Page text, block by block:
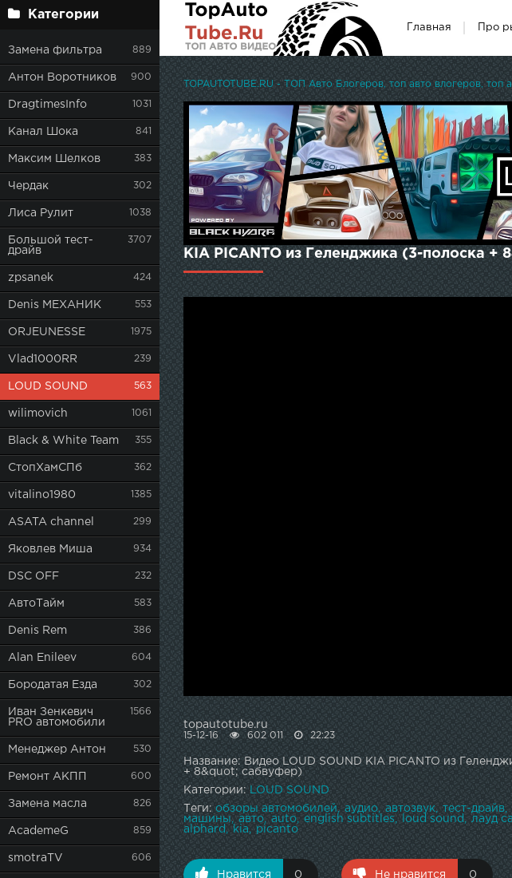
Категории
Замена фильтра 889
Антон Воротников 900
DragtimesInfo 1031
Канал Шока 841
Максим Шелков 383
Чердак 302
Лиса Рулит 1038
Большой тест-
драйв
3707
zpsanek 424
Denis МЕХАНИК 553
ORJEUNESSE 1975
Vlad1000RR 239
LOUD SOUND 563
wilimovich 1061
Black & White Team 355
СтопХамСПб 362
vitalino1980 1385
ASATA channel 299
Яковлев Миша 934
DSC OFF 232
АвтоТайм 583
Denis Rem 386
Alan Enileev 604
Бородатая Езда 302
Иван Зенкевич
PRO автомобили
1566
Менеджер Антон 530
Ремонт АКПП 600
Замена масла 826
AcademeG 859
smotraTV 606
Главная Про
TOPAUTOTUBE.RU - ТОП Авто Блогеров, топ авто влогеров, топ
KIA PICANTO из Геленджика (3-полоска +
topautotube.ru
15-12-16 602 011 22:23
Название: Видео LOUD SOUND KIA PICANTO из
+ 8&quot; сабвуфер)
Категории:LOUD SOUND
Теги:обзоры автомобилей аудио автозвук тест-драйв
машины
авто auto english subtitles loud sound лауд
alphard
kia picanto
Нравится 0 Не нравится 0